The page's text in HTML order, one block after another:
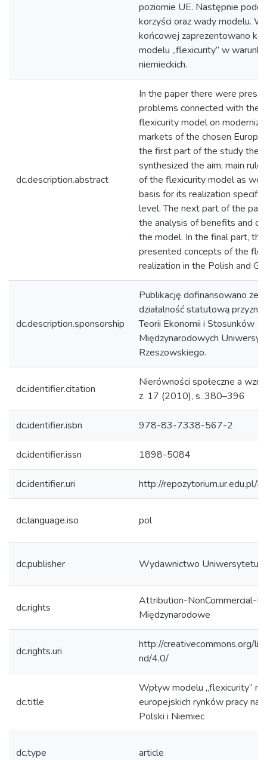
poziomie UE. Następnie
korzyści oraz wady modelu. W
końcowej zaprezentowano
modelu „flexicurity” w
niemieckich.
dc.description.abstract
In the paper there were
problems connected with the
flexicurity model on
markets of the chosen
the first part of the study
synthesized the aim, main
of the flexicurity model as
basis for its realization
level. The next part of the
the analysis of benefits and
the model. In the final part,
presented concepts of the
realization in the Polish and
dc.description.sponsorship
Publikację dofinansowano ze
działalność statutową
Teorii Ekonomii i Stosunków
Międzynarodowych
Rzeszowskiego.
dc.identifier.citation
Nierówności społeczne a
z. 17 (2010), s. 380–396
dc.identifier.isbn 978-83-7338-567-2
dc.identifier.issn 1898-5084
dc.identifier.uri http://repozytorium.ur.edu.pl/
dc.language.iso pol
dc.publisher Wydawnictwo Uniwersytetu
dc.rights
Attribution-NonCommercial-
Międzynarodowe
dc.rights.uri
http://creativecommons.org/
nd/4.0/
dc.title
Wpływ modelu „flexicurity”
europejskich rynków pracy na
Polski i Niemiec
dc.type article